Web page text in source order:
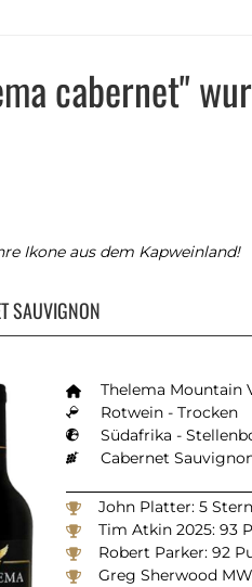
cabernet"
Ikone aus dem Kapweinland!
SAUVIGNON
Thelema Mountain
Rotwein - Trocken
Südafrika -
Cabernet
John Platter: 5
Tim Atkin 2025: 93
Robert Parker: 92
Greg Sherwood